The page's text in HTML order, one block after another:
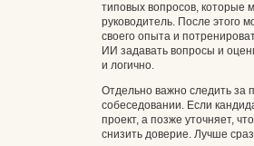
типовых вопросов, которые
руководитель. После этого
своего опыта и
ИИ задавать вопросы и
и логично.
Отдельно важно следить за
собеседовании. Если
проект, а позже уточняет,
снизить доверие. Лучше